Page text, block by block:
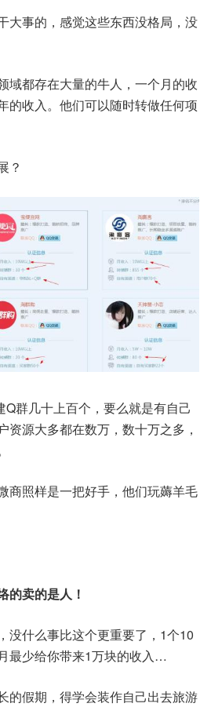
大事的，感觉这些东西没格局，没
域都存在大量的牛人，一个月的收
的收入。他们可以随时转做任何项
？
群几十上百个，要么就是有自己
资源大多都在数万，数十万之多，
商照样是一把好手，他们玩薅羊毛
的卖的是人！
没什么事比这个更重要了，1个10
最少给你带来1万块的收入…
的假期，得学会装作自己出去旅游